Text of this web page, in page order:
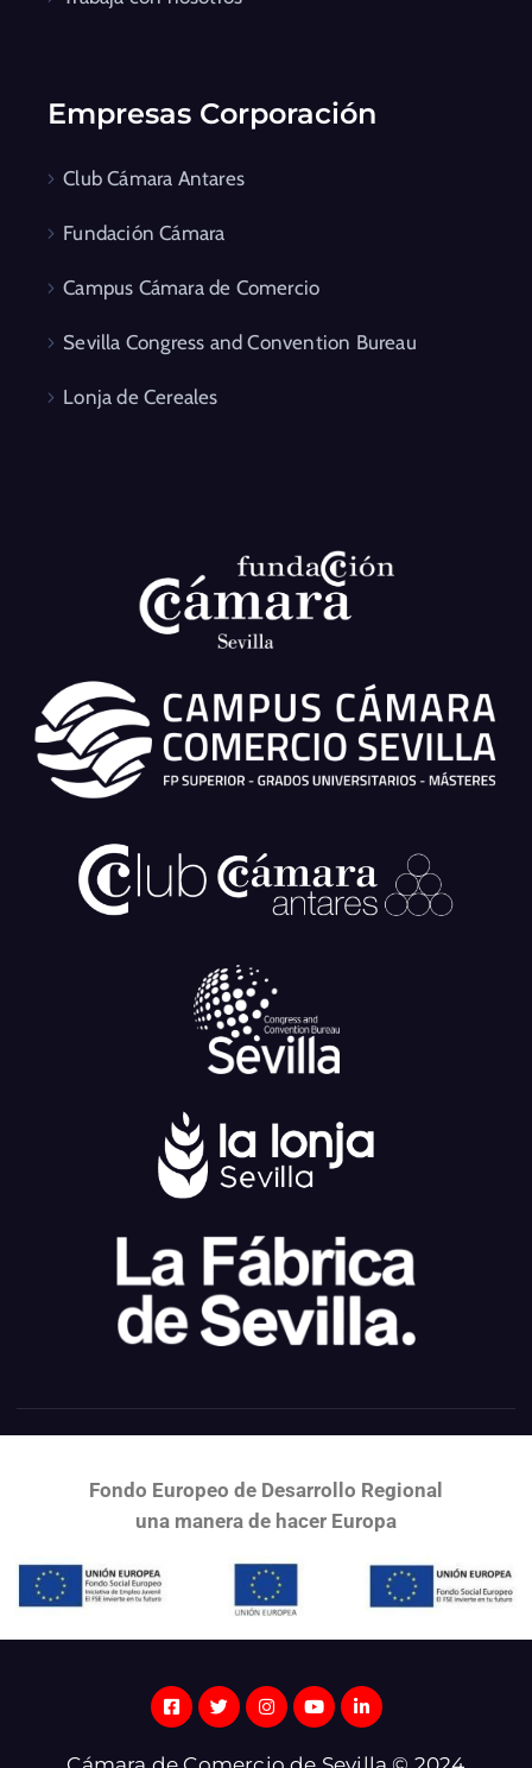
Empresas Corporación
Club Cámara Antares
Fundación Cámara
Campus Cámara de Comercio
Sevilla Congress and Convention Bureau
Lonja de Cereales
Fondo Europeo de Desarrollo Regional
una manera de hacer Europa